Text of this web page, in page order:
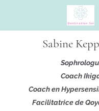
Sabine
Coach
Coach en
Facilitatrice de